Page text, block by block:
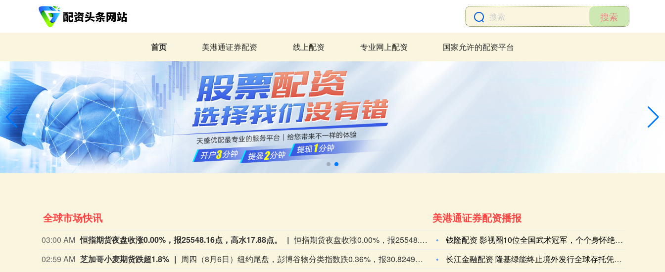
搜索
首页 美港通证券配资 线上配资 专业网上配资 国家允许的配资平台
全球市场快讯
02:48 AM 布伦特原油期货收于每桶82.49美元，上涨3.04美元，涨幅3.83%。
布伦特原油期货收于每桶82.49美元，上涨3.04美元，涨幅3.83%。
02:31 AM 纽约商业交易所 9 月 WTI 原油期货结算价为每桶 77.29 美元。
纽约商业交易所 9 月 WTI 原油期货结算价为每桶 77.29 美元。
美港通证券配资播报
钱隆配资 影视圈10位全国武术冠军，个个身怀绝技大有来头，你
长江金融配资 隆基绿能终止境外发行全球存托凭证事项